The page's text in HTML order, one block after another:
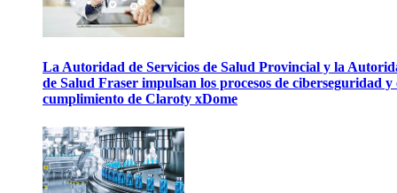
La Autoridad de Servicios de Salud Provincial y la
de Salud Fraser impulsan los procesos de ciberseguridad y
cumplimiento de Claroty xDome